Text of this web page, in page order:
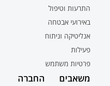
התרעות וטיפול
באירועי אבטחה
אנליטיקה וניתוח
פעילות
פרטיות משתמש
משאבים החברה